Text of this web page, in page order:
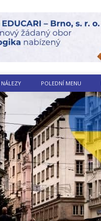
POLEDNÍ MENU